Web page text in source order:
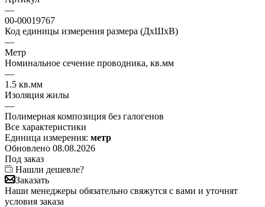
—
00-00019767
Код единицы измерения размера (ДхШхВ)
—
Метр
Номинальное сечение проводника, кв.мм
—
1.5 кв.мм
Изоляция жилы
—
Полимерная композиция без галогенов
Все характеристики
Единица измерения: метр
Обновлено 08.08.2026
Под заказ
Нашли дешевле?
Заказать
Наши менеджеры обязательно свяжутся с вами и уточнят
условия заказа